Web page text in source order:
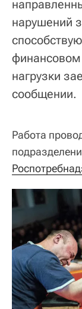
нарушений
финансовом
нагрузки
сообщении.
Работа